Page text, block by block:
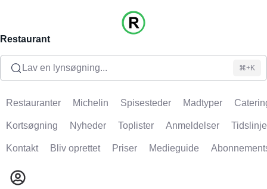
Restaurant
Lav en lynsøgning... ⌘+K
Restauranter Michelin Spisesteder Madtyper
Kortsøgning Nyheder Toplister Anmeldelser Tidslinje
Kontakt Bliv oprettet Priser Medieguide